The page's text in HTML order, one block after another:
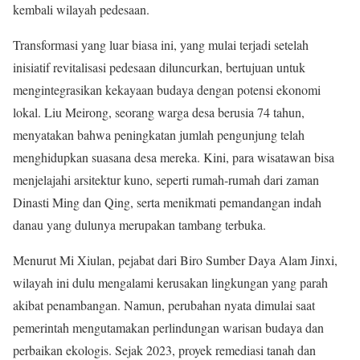
kembali wilayah pedesaan.
Transformasi yang luar biasa ini, yang mulai terjadi setelah
inisiatif revitalisasi pedesaan diluncurkan, bertujuan untuk
mengintegrasikan kekayaan budaya dengan potensi ekonomi
lokal. Liu Meirong, seorang warga desa berusia 74 tahun,
menyatakan bahwa peningkatan jumlah pengunjung telah
menghidupkan suasana desa mereka. Kini, para wisatawan bisa
menjelajahi arsitektur kuno, seperti rumah-rumah dari zaman
Dinasti Ming dan Qing, serta menikmati pemandangan indah
danau yang dulunya merupakan tambang terbuka.
Menurut Mi Xiulan, pejabat dari Biro Sumber Daya Alam Jinxi,
wilayah ini dulu mengalami kerusakan lingkungan yang parah
akibat penambangan. Namun, perubahan nyata dimulai saat
pemerintah mengutamakan perlindungan warisan budaya dan
perbaikan ekologis. Sejak 2023, proyek remediasi tanah dan